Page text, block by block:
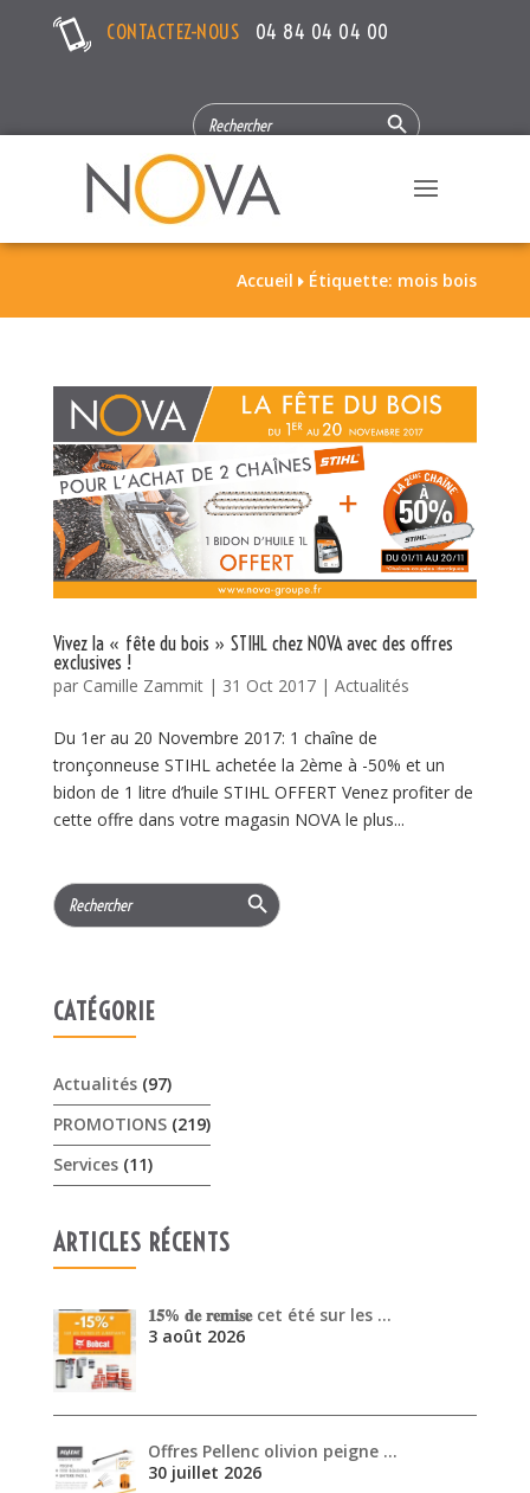
CONTACTEZ-NOUS 04 84 04 04 00
SEARCH
FOR:
Search Button
Accueil  Étiquette: mois bois
Vivez la « fête du bois » STIHL chez NOVA avec des offres
exclusives !
par Camille Zammit| 31 Oct 2017| Actualités
Du 1er au 20 Novembre 2017: 1 chaîne de
tronçonneuse STIHL achetée la 2ème à -50% et un
bidon de 1 litre d’huile STIHL OFFERT Venez profiter de
cette offre dans votre magasin NOVA le plus...
Search
for:
Search Button
CATÉGORIE
Actualités(97)
PROMOTIONS(219)
Services(11)
ARTICLES RÉCENTS
𝟏𝟓% 𝐝𝐞 𝐫𝐞𝐦𝐢𝐬𝐞 cet été sur les …
3 août 2026
Offres Pellenc olivion peigne …
30 juillet 2026